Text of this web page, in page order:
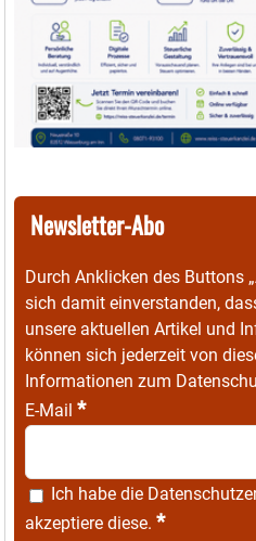
Newsletter-Abo
Durch Anklicken des Buttons
sich damit einverstanden,
unsere aktuellen Artikel und
können sich jederzeit von
Informationen zum
E-Mail *
Ich habe die
akzeptiere diese. *